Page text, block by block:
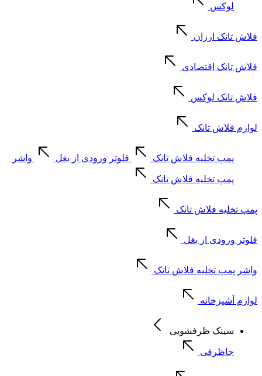
لوکس
فلاش تانک ارزان
فلاش تانک اقتصادی
فلاش تانک لوکس
لوازم فلاش تانک
پمپ تخلیه فلاش تانک فلوتر ورودی از بغل واشر
پمپ تخلیه فلاش تانک
پمپ تخلیه فلاش تانک
فلوتر ورودی از بغل
واشر پمپ تخلیه فلاش تانک
لوازم آشپزخانه
سینک ظرفشویی
جاظرفی